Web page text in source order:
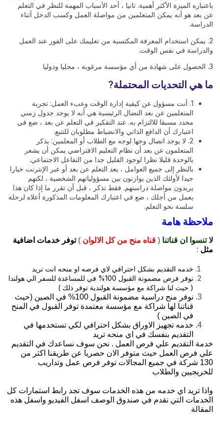
باعتباره الميزة الأكثر أهمية. ثانيا ، أحد الأسباب المهمة للنظر في التعلم
عن بعد هو أنه يمكن المتعلمين من مواصلة العمل وكسب الدخل أثناء
الدراسة.
2. يمكن استخدام المعرفة المكتسبة من تعليمك على الفور عند العمل
والدراسة في نفس الوقت.
3. الحصول على شهادة من أي مؤسسة مرغوبة ، محليا ودوليا
ما هي التحديات المحتملة?
1. أنت مسؤول عن كيفية إدارة الوقت وعبء العمل: تجربة
المتعلمين عن بعد النضال الرئيسية هي أنه لا يوجد جدول زمني
محدد مسبقا للالتزام به. عند التفكير في التعلم عن بعد ، ضع في
اعتبارك أن الدافع الذاتي والانضباط مطلوبان للتتبع.
2. لا يوجد اتصال وجها لوجه مع الطلاب أو المعلمين: يذكر
المتعلمون عن بعد أن نظام التعليم الافتراضي يمكن أن يشعر
بالوحدة قليلا نظرا لوجود القليل جدا من التفاعل الاجتماعي.
بالنظر إلى جميع العوامل ، يعد التعلم عن بعد أو عبر الإنترنت خيارا
جيدا لأولئك الذين يوازنون بين مسؤولياتهم الشخصية ، لكنهم
يريدون مواصلة دراستهم. فقط تذكر ، قبل أن تقرر ما إذا كان هذا
يعمل من أجلك ، ضع في اعتبارك المعلومات المذكورة أعلاه لرحلة
سلسة نحو التعلم.
ملاحظة هامة
لا تنسوا ان قناتنا ( قناه منح من كل الالوان )توفر خدمات اضافية
مثل :
خدمه التقديم بشكل احترافي لاي فرصه او منحه انت تريد
نوفر فرص مضمونة القبول 100% في للمساعدة للسفر الي هولندا
( حيث لنا شراكة مع مؤسسة هولندية توفر ذلك )
نوفر منح دراسية مضمونة القبول 100% في الصين (حيث
قناتنا لها شراكة مع مؤسسة معتمدة توفر القبول في المنح
في الصين )
خدمه تجهيز الاوراق بشكل احترافي لكي تستخدمها في
التقديم بنفسك في اي منحه تريد
خدمة التقديم علي فرص العمل . نحن سوف نساعدك في التقديم
علي فرص العمل حيث متوفر الان حصريا عن طريقنا اكثر من
130 شركة في جميع المجالات توفر فرص عمل وتداريب
للخريجيين والطلاب
واذا تريد اي خدمه من هذه الخدمات سوف تجد رابط استمارات كل
الخدمات التي نقدم في صندوق الوصف اسفل الفيديو واسفل هذه
المقالة